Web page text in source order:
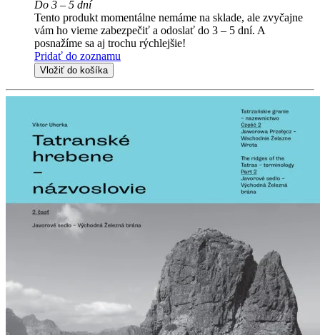
Do 3 – 5 dní
Tento produkt momentálne nemáme na sklade, ale zvyčajne
vám ho vieme zabezpečiť a odoslať do 3 – 5 dní. A
posnažíme sa aj trochu rýchlejšie!
Pridať do zoznamu
Vložiť do košíka